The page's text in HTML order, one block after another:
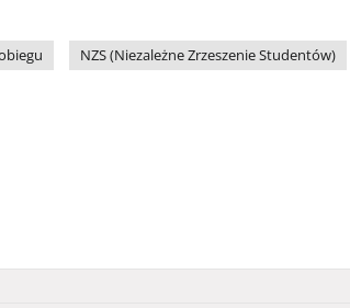
NZS (Niezależne Zrzeszenie Studentów)